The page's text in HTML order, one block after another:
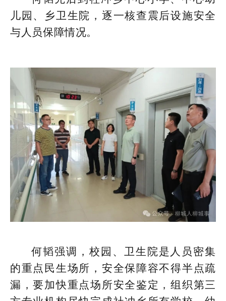
儿园、乡卫生院，逐一核查震后设施安全
与人员保障情况。
何韬强调，校园、卫生院是人员密集
的重点民生场所，安全保障容不得半点疏
漏，要加快重点场所安全鉴定，组织第三